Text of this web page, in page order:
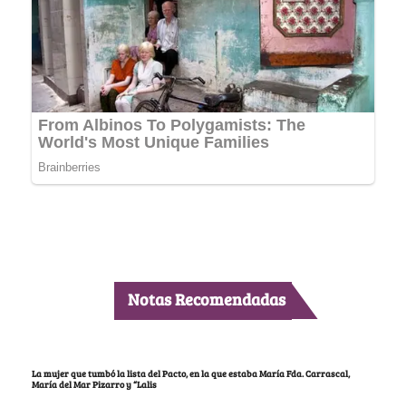
Notas Recomendadas
La mujer que tumbó la lista del Pacto, en la que estaba María Fda. Carrascal,
María del Mar Pizarro y “Lalis